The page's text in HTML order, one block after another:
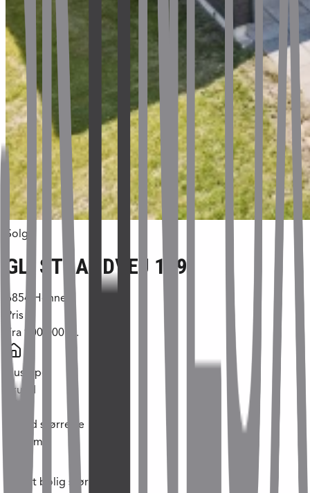
Solgt
GL. STRANDVEJ 119
6854
Henne
Pris
Fra 900.000 kr.
Hustype
grund
Grund størrelse
m²
Tilladt bolig størrelse